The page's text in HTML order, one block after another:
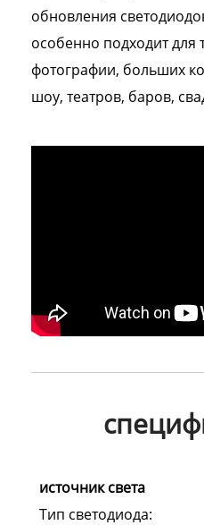
обновления
особенно подходит для
фотографии, больших
шоу, театров, баров,
источник света
Тип светодиода: